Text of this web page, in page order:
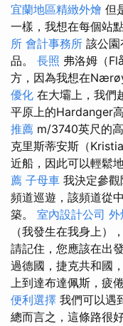
宜蘭地區精緻外燴 但
一樣，我想在每個站
所 會計事務所 該公園
品。 長照 弗洛姆（
方，因為我想在
優化 在大壩上，我們
平原上的Hardanger
推薦 m/3740英尺的
克里斯蒂安斯（
近船，因此可以輕鬆
薦 子母車 我決定參
頻道巡遊，該頻道從
築。 室內設計公司 外
（我發生在我身上）
請記住，您應該在出
過德國，捷克共和國
上到達布達佩斯，疲
便利選擇 我們可以遇
總而言之，這條路很